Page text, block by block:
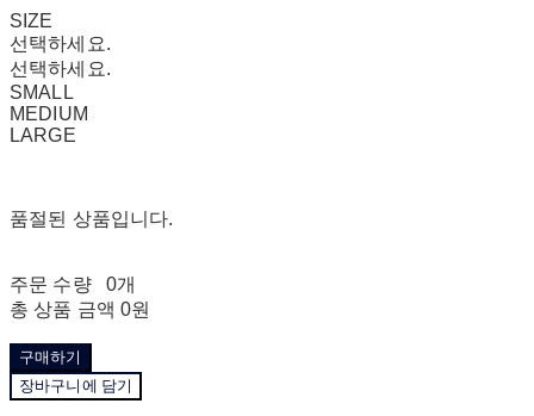
SIZE
선택하세요.
선택하세요.
SMALL
MEDIUM
LARGE
품절된 상품입니다.
주문 수량
0개
총 상품 금액 0원
구매하기
장바구니에 담기